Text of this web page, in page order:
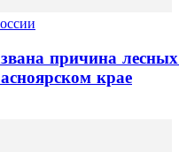
причина
крае